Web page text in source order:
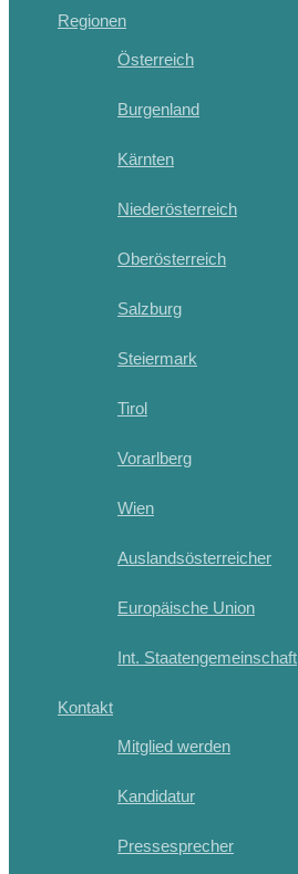
Regionen
Österreich
Burgenland
Kärnten
Niederösterreich
Oberösterreich
Salzburg
Steiermark
Tirol
Vorarlberg
Wien
Auslandsösterreicher
Europäische Union
Int. Staatengemeinschaft
Kontakt
Mitglied werden
Kandidatur
Pressesprecher